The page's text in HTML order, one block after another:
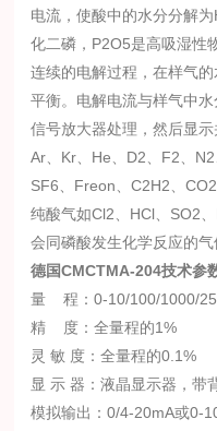
电流，使酸中的水分分解
化二磷，P2O5是高吸湿性
连续的电解过程，在样气
平衡。电解电流与样气中
信号放大器处理，然后显
Ar、Kr、He、D2、F2、
SF6、Freon、C2H2、
纯酸气如Cl2、HCl、SO2
会同磷酸发生化学反应的气
德国CMCTMA-204技术参
量 程：0-10/100/1000/
精 度：全量程的1%
灵 敏 度：全量程的0.1%
显 示 器：液晶显示器，带
模拟输出：0/4-20mA或0-